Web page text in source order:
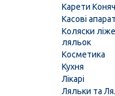
Карети
Касові
Коляски
ляльок
Косметика
Кухня
Лікарі
Ляльки та